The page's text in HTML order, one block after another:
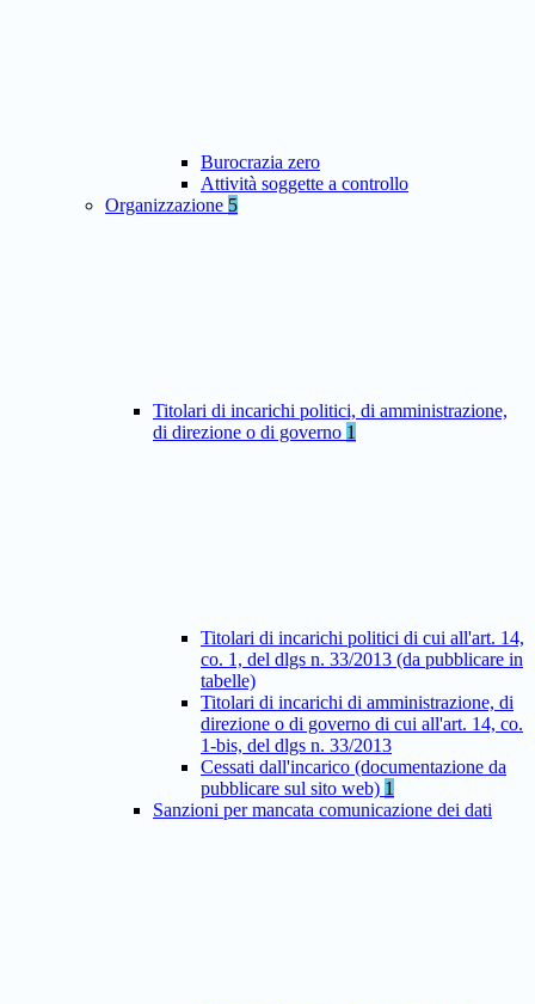
Burocrazia zero
Attività soggette a controllo
Organizzazione 5
Titolari di incarichi politici, di amministrazione,
di direzione o di governo 1
Titolari di incarichi politici di cui all'art. 14,
co. 1, del dlgs n. 33/2013 (da pubblicare in
tabelle)
Titolari di incarichi di amministrazione, di
direzione o di governo di cui all'art. 14, co.
1-bis, del dlgs n. 33/2013
Cessati dall'incarico (documentazione da
pubblicare sul sito web) 1
Sanzioni per mancata comunicazione dei dati